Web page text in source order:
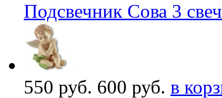
Подсвечник Сова 3
550 руб. 600 руб. в